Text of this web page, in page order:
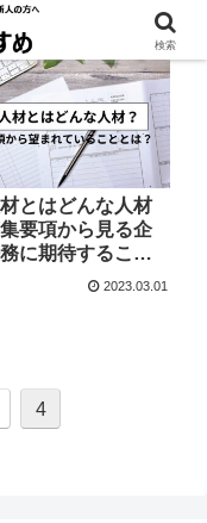
とはどんな人材
要項から見る企
に期待するこ
が転職時の募集要
2023.03.01
4
検索